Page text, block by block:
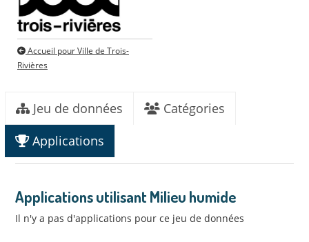
Accueil pour Ville de Trois-
Rivières
Jeu de données
Catégories
Applications
Applications utilisant Milieu humide
Il n'y a pas d'applications pour ce jeu de données